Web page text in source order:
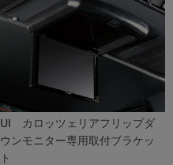
UI カロッツェリアフリップダ
ウンモニター専用取付ブラケッ
ト